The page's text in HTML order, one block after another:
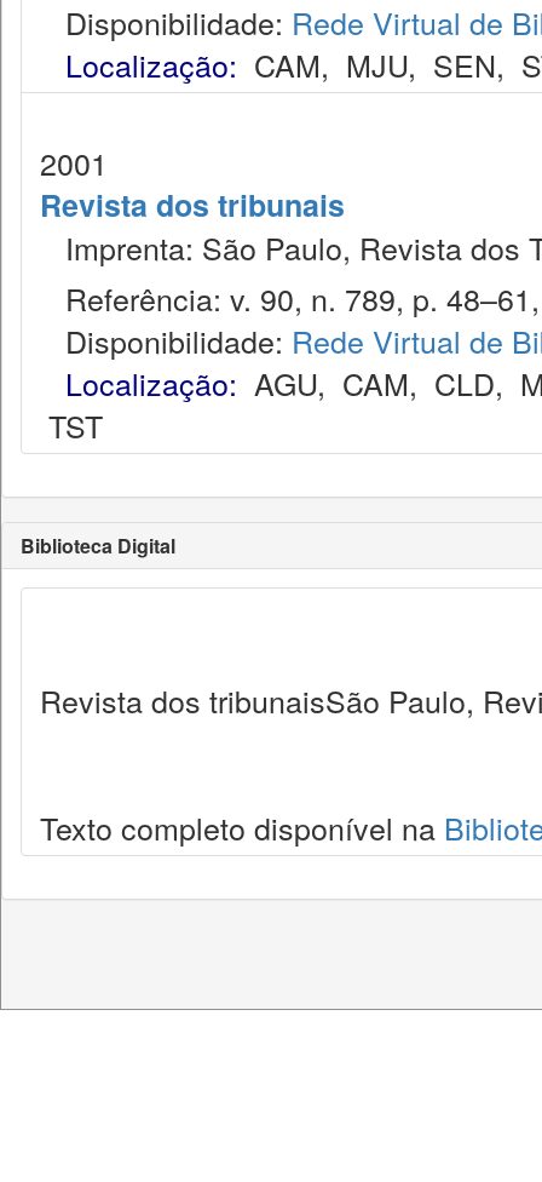
Disponibilidade: Rede Virtual de
Localização: CAM, MJU, SEN,
2001
Revista dos tribunais
Imprenta: São Paulo, Revista dos
Referência: v. 90, n. 789, p.
Disponibilidade: Rede Virtual de
Localização: AGU, CAM, CLD,
TST
Biblioteca Digital
Revista dos tribunaisSão Paulo,
Texto completo disponível na